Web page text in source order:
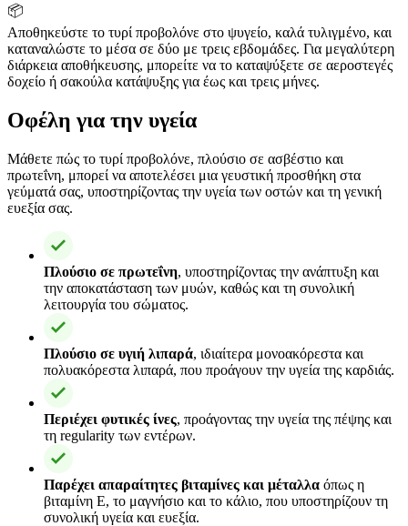
📦
Αποθηκεύστε το τυρί προβολόνε στο ψυγείο, καλά τυλιγμένο, και
καταναλώστε το μέσα σε δύο με τρεις εβδομάδες. Για μεγαλύτερη
διάρκεια αποθήκευσης, μπορείτε να το καταψύξετε σε αεροστεγές
δοχείο ή σακούλα κατάψυξης για έως και τρεις μήνες.
Οφέλη για την υγεία
Μάθετε πώς το τυρί προβολόνε, πλούσιο σε ασβέστιο και
πρωτεΐνη, μπορεί να αποτελέσει μια γευστική προσθήκη στα
γεύματά σας, υποστηρίζοντας την υγεία των οστών και τη γενική
ευεξία σας.
Πλούσιο σε πρωτεΐνη, υποστηρίζοντας την ανάπτυξη και
την αποκατάσταση των μυών, καθώς και τη συνολική
λειτουργία του σώματος.
Πλούσιο σε υγιή λιπαρά, ιδιαίτερα μονοακόρεστα και
πολυακόρεστα λιπαρά, που προάγουν την υγεία της καρδιάς.
Περιέχει φυτικές ίνες, προάγοντας την υγεία της πέψης και
τη regularity των εντέρων.
Παρέχει απαραίτητες βιταμίνες και μέταλλα όπως η
βιταμίνη Ε, το μαγνήσιο και το κάλιο, που υποστηρίζουν τη
συνολική υγεία και ευεξία.